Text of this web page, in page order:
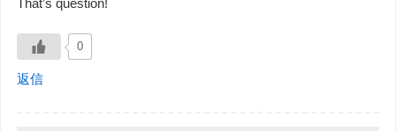
That’s question!
0
返信